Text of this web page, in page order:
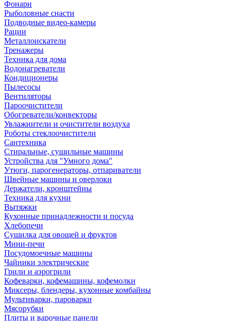
Фонари
Рыболовные снасти
Подводные видео-камеры
Рации
Металлоискатели
Тренажеры
Техника для дома
Водонагреватели
Кондиционеры
Пылесосы
Вентиляторы
Пароочистители
Обогреватели/конвекторы
Увлажнители и очистители воздуха
Роботы стеклоочистители
Сантехника
Стиральные, сушильные машины
Устройства для "Умного дома"
Утюги, парогенераторы, отпариватели
Швейные машины и оверлоки
Держатели, кронштейны
Техника для кухни
Вытяжки
Кухонные принадлежности и посуда
Хлебопечи
Сушилка для овощей и фруктов
Мини-печи
Посудомоечные машины
Чайники электрические
Грили и аэрогрили
Кофеварки, кофемашины, кофемолки
Миксеры, блендеры, кухонные комбайны
Мультиварки, пароварки
Мясорубки
Плиты и варочные панели